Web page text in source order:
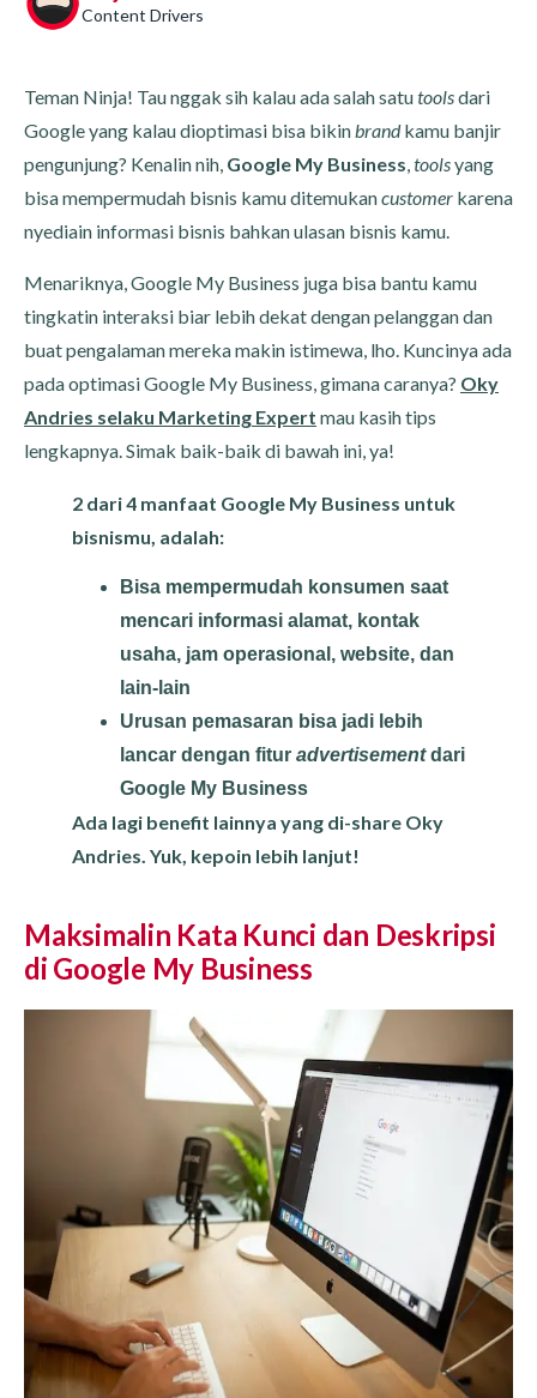
Content Drivers
Teman Ninja! Tau nggak sih kalau ada salah satutoolsdari
Google yang kalau dioptimasi bisa bikinbrandkamu banjir
pengunjung? Kenalin nih, Google My Business,toolsyang
bisa mempermudah bisnis kamu ditemukancustomer karena
nyediain informasi bisnis bahkan ulasan bisnis kamu.
Menariknya, Google My Business juga bisa bantu kamu
tingkatin interaksi biar lebih dekat dengan pelanggan dan
buat pengalaman mereka makin istimewa, lho. Kuncinya ada
pada optimasi Google My Business, gimana caranya? Oky
Andries selaku Marketing Expert mau kasih tips
lengkapnya. Simak baik-baik di bawah ini, ya!
2 dari 4 manfaat Google My Business untuk
bisnismu, adalah:
Bisa mempermudah konsumen saat
mencari informasi alamat, kontak
usaha, jam operasional, website, dan
lain-lain
Urusan pemasaran bisa jadi lebih
lancar dengan fitur advertisementdari
Google My Business
Ada lagi benefit lainnya yang di-share Oky
Andries. Yuk, kepoin lebih lanjut!
Maksimalin Kata Kunci dan Deskripsi
di Google My Business